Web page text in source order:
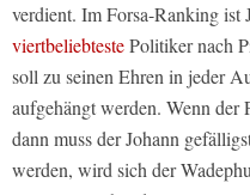
verdient. Im Forsa-Ranking ist
viertbeliebtestePolitiker nach
soll zu seinen Ehren in jeder
aufgehängt werden. Wenn der
dann muss der Johann
werden, wird sich der